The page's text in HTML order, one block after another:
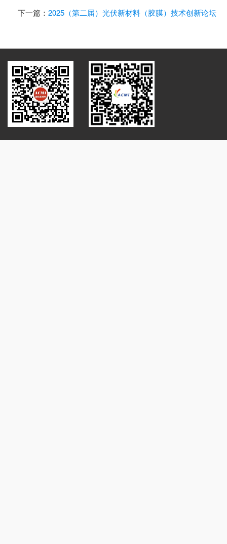
下一篇： 2025（第二届）光伏新材料（胶膜）技术创新论坛